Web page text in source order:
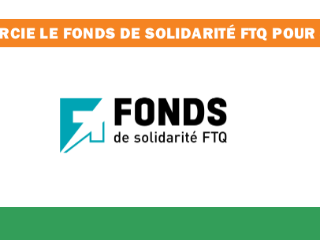
LE FONDS DE SOLIDARITÉ FTQ